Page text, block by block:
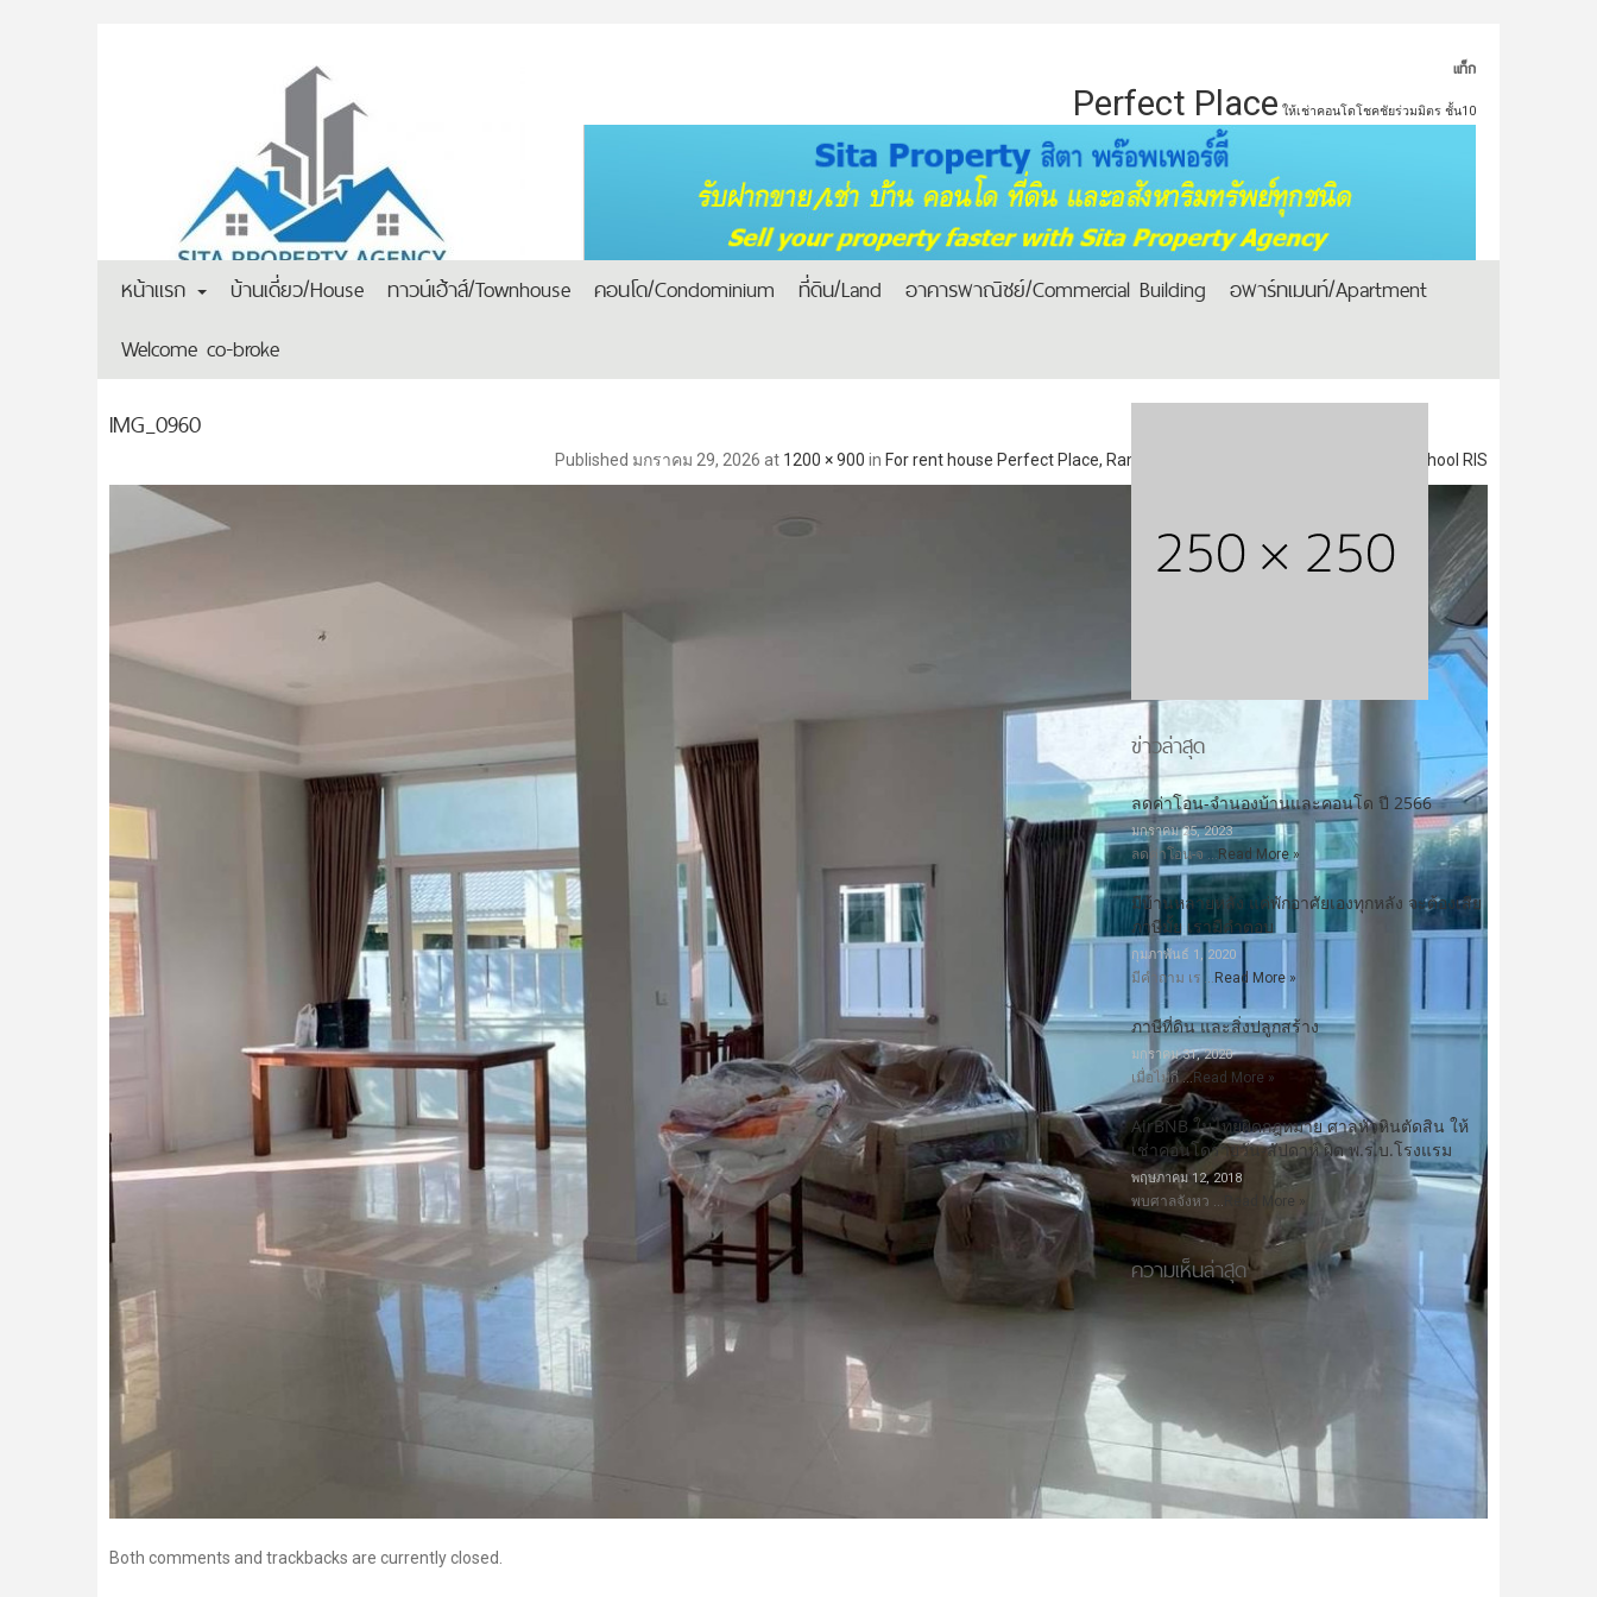
แท็ก
Perfect Place ให้เช่าคอนโดโชคชัยร่วมมิตร ชั้น10
หน้าแรก บ้านเดี่ยว/House ทาวน์เฮ้าส์/Townhouse คอนโด/Condominium ที่ดิน/Land อาคารพาณิชย์/Commercial Building
อพาร์ทเมนท์/Apartment
Welcome co-broke
IMG_0960
Published มกราคม 29, 2026 at 1200 × 900 in For rent house Perfect Place, Ramkhamhaeng 164, near International School RIS
Both comments and trackbacks are currently closed.
ข่าวล่าสุด
ลดค่าโอน-จำนองบ้านและคอนโด ปี 2566
มกราคม 25, 2023
ลดค่าโอน-จ … Read More »
มีบ้านหลายหลัง แค่พักอาศัยเองทุกหลัง จะต้องเสีย
ภาษีมั้ย เรามีคำตอบ
กุมภาพันธ์ 1, 2020
มีคำถาม เร … Read More »
ภาษีที่ดิน และสิ่งปลูกสร้าง
มกราคม 31, 2020
เมื่อไม่กี …Read More »
AirBNB ในไทยผิดกฎหมาย ศาลหัวหินตัดสิน ให้
เช่าคอนโดรายวัน-สัปดาห์ ผิด พ.ร.บ.โรงแรม
พฤษภาคม 12, 2018
พบศาลจังหว … Read More »
ความเห็นล่าสุด